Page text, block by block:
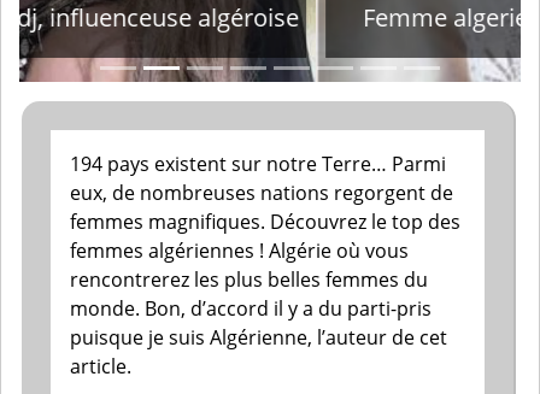
Femme algerienne portant le khimar
194 pays existent sur notre Terre… Parmi
eux, de nombreuses nations regorgent de
femmes magnifiques. Découvrez le top des
femmes algériennes ! Algérie où vous
rencontrerez les plus belles femmes du
monde. Bon, d’accord il y a du parti-pris
puisque je suis Algérienne, l’auteur de cet
article.